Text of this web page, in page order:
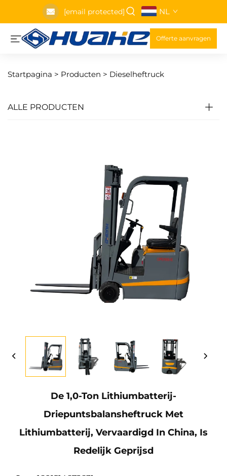
[email protected] NL
Offerte aanvragen
Startpagina > Producten > Dieselheftruck
ALLE PRODUCTEN
De 1,0-Ton Lithiumbatterij-
Driepuntsbalansheftruck Met
Lithiumbatterij, Vervaardigd In China, Is
Redelijk Geprijsd